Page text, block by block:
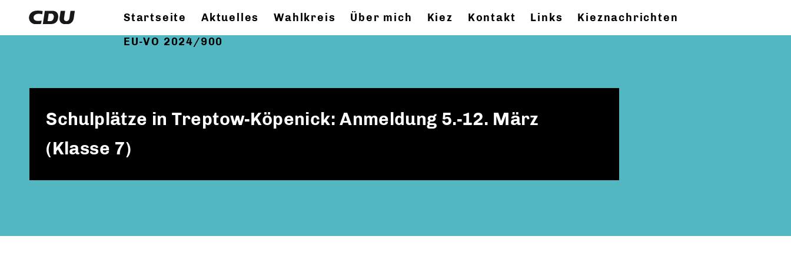
Startseite Aktuelles Wahlkreis Über mich Kiez Kontakt Links
Kieznachrichten
EU-VO 2024/900
Schulplätze in Treptow-Köpenick: Anmeldung 5.-12. März
(Klasse 7)